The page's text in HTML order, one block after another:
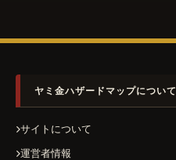
ヤミ金ハザードマップについて
サイトについて
運営者情報